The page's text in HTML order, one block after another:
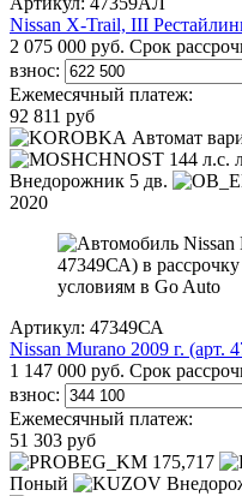
Nissan X-Trail, III
2 075 000 руб. Срок
взнос:
Ежемесячный платеж:
92 811 руб
Автомат
144 л.с.
Внедорожник 5 дв.
2020
Артикул: 47349СА
Nissan Murano 2009 г. (арт.
1 147 000 руб. Срок
взнос:
Ежемесячный платеж:
51 303 руб
175,717
Поный